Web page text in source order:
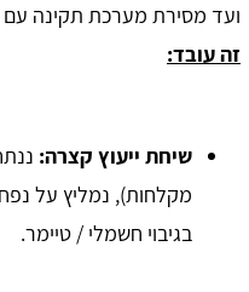
ועד מסירת מערכת תקינה
זה עובד:
שיחת ייעוץ קצרה:
בגיבוי חשמלי / טיימר.